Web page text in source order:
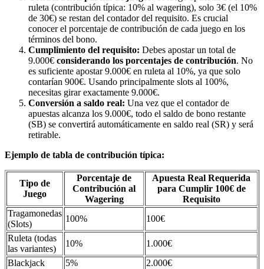
ruleta (contribución típica: 10% al wagering), solo 3€ (el 10%
de 30€) se restan del contador del requisito. Es crucial
conocer el porcentaje de contribución de cada juego en los
términos del bono.
Cumplimiento del requisito: Debes apostar un total de
9.000€ considerando los porcentajes de contribución. No
es suficiente apostar 9.000€ en ruleta al 10%, ya que solo
contarían 900€. Usando principalmente slots al 100%,
necesitas girar exactamente 9.000€.
Conversión a saldo real: Una vez que el contador de
apuestas alcanza los 9.000€, todo el saldo de bono restante
(SB) se convertirá automáticamente en saldo real (SR) y será
retirable.
Ejemplo de tabla de contribución típica:
Tipo de
Juego
Porcentaje de
Contribución al
Wagering
Apuesta Real Requerida
para Cumplir 100€ de
Requisito
Tragamonedas
(Slots)
100%
100€
Ruleta (todas
las variantes)
10%
1.000€
Blackjack
5% 2.000€